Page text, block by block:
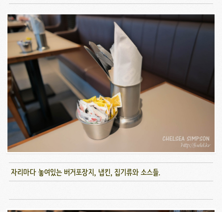
자리마다 놓여있는 버거포장지, 냅킨, 집기류와 소스들.